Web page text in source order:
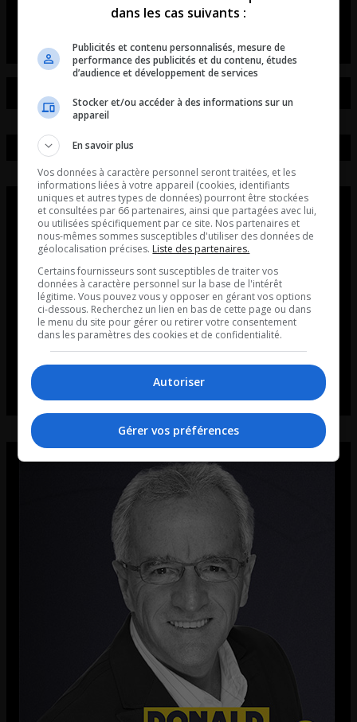
Maurais Live - Intégral du 07-08-2026
dans les cas suivants :
Publicités et contenu personnalisés, mesure de
performance des publicités et du contenu, études
d’audience et développement de services
Stocker et/ou accéder à des informations sur un
appareil
En savoir plus
Vos données à caractère personnel seront traitées, et les
informations liées à votre appareil (cookies, identifiants
uniques et autres types de données) pourront être stockées
et consultées par 66 partenaires, ainsi que partagées avec lui,
ou utilisées spécifiquement par ce site. Nos partenaires et
nous-mêmes sommes susceptibles d'utiliser des données de
géolocalisation précises. Liste des partenaires.
Certains fournisseurs sont susceptibles de traiter vos
données à caractère personnel sur la base de l'intérêt
légitime. Vous pouvez vous y opposer en gérant vos options
ci-dessous. Recherchez un lien en bas de cette page ou dans
le menu du site pour gérer ou retirer votre consentement
dans les paramètres des cookies et de confidentialité.
Autoriser
Gérer vos préférences